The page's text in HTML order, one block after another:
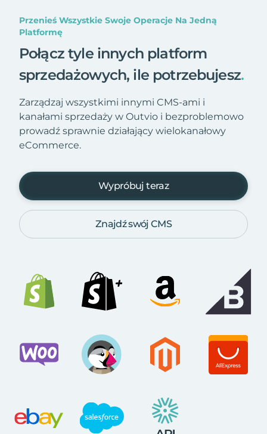
Przenieś Wszystkie Swoje Operacje Na Jedną
Platformę
Połącz tyle innych platform
sprzedażowych, ile potrzebujesz.
Zarządzaj wszystkimi innymi CMS-ami i
kanałami sprzedaży w Outvio i bezproblemowo
prowadź sprawnie działający wielokanałowy
eCommerce.
Wypróbuj teraz
Znajdź swój CMS